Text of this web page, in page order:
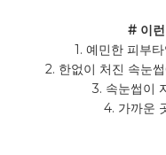
# 이
1. 예민한 피부
2. 한없이 처진 속눈
3. 속눈썹이
4. 가까운